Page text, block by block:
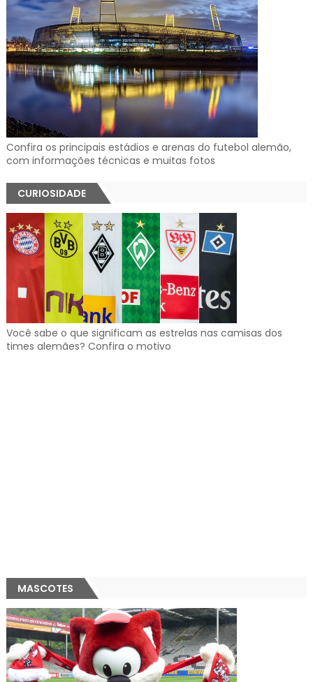
Confira os principais estádios e arenas do futebol alemão,
com informações técnicas e muitas fotos
CURIOSIDADE
Você sabe o que significam as estrelas nas camisas dos
times alemães? Confira o motivo
MASCOTES